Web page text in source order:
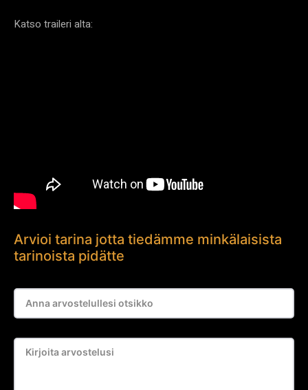
Katso traileri alta:
Arvioi tarina jotta tiedämme minkälaisista
tarinoista pidätte